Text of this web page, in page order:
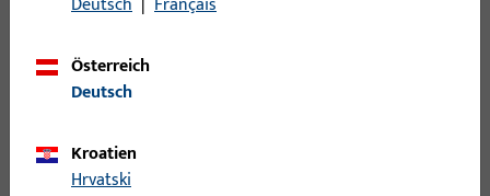
Rauch- und Wärmeabzug und Lüftungssysteme
Riegelbock
Scherenlager
Schiene
Österreich
Deutsch
Kroatien
Hrvatski